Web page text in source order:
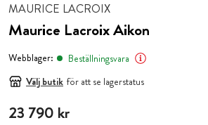
MAURICE LACROIX
Maurice Lacroix Aikon
Webblager:
Beställningsvara
Välj butik för att se lagerstatus
Pris :23 790 kr
23 790 kr